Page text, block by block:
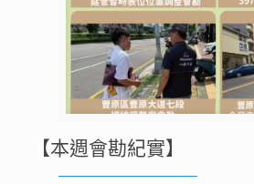
【本週會勘紀實】